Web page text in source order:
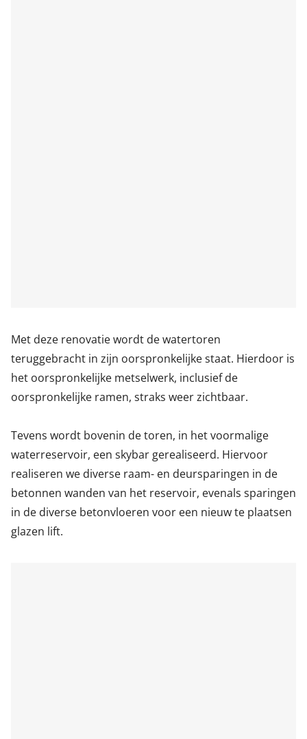
Met deze renovatie wordt de watertoren
teruggebracht in zijn oorspronkelijke staat. Hierdoor is
het oorspronkelijke metselwerk, inclusief de
oorspronkelijke ramen, straks weer zichtbaar.
Tevens wordt bovenin de toren, in het voormalige
waterreservoir, een skybar gerealiseerd. Hiervoor
realiseren we diverse raam- en deursparingen in de
betonnen wanden van het reservoir, evenals sparingen
in de diverse betonvloeren voor een nieuw te plaatsen
glazen lift.